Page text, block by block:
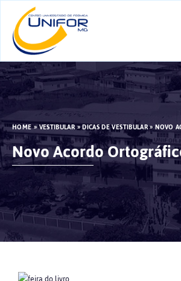
HOME»VESTIBULAR»DICAS DE VESTIBULAR»NOVO
Novo Acordo